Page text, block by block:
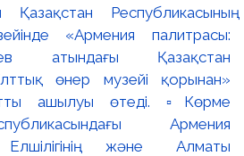
Республикасының
«Армения палитрасы:
атындағы Қазақстан
өнер музейі қорынан»
ашылуы өтеді. ▫️Көрме
Армения
Елшілігінің және Алматы